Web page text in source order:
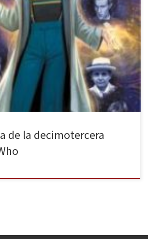
el inicio de la historia de la Doctora
cómic Doctor Who: las muchas vidas del
Dinnick. En el universo se ve viajar a una
teléfono inglesa, llamada Tardis; dentro, viaja
La vida a […]
de la decimotercera